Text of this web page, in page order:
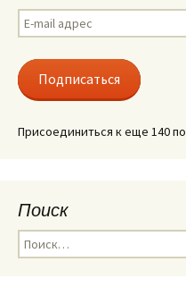
E-
mail
Подписаться
Присоединиться к еще 140
Поиск
Найти: